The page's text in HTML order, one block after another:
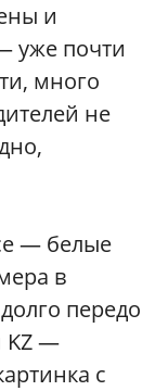
и
уже почти
много
не
— белые
в
передо
KZ —
с